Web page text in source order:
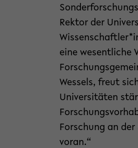
Rektor der
eine wesentliche
Wessels, freut
Universitäten
Forschung an
voran.“